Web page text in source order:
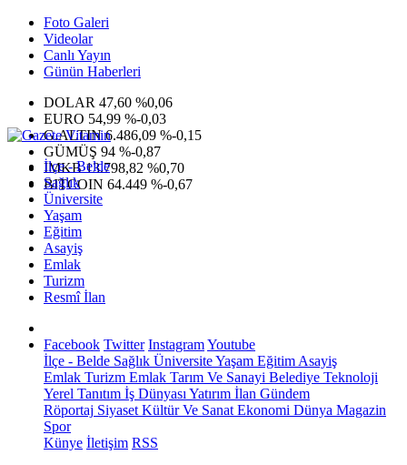
Foto Galeri
Videolar
Canlı Yayın
Günün Haberleri
DOLAR 47,60 %0,06
EURO 54,99 %-0,03
G.ALTIN6.486,09 %-0,15
GÜMÜŞ 94 %-0,87
IMKB13.798,82 %0,70
BITCOIN 64.449 %-0,67
İlçe - Belde
Sağlık
Üniversite
Yaşam
Eğitim
Asayiş
Emlak
Turizm
Resmî İlan
Facebook Twitter InstagramYoutube
İlçe - Belde Sağlık ÜniversiteYaşam Eğitim Asayiş
Emlak Turizm Emlak Tarım Ve Sanayi Belediye Teknoloji
Yerel Tanıtım İş Dünyası Yatırım İlan Gündem
Röportaj Siyaset Kültür Ve Sanat Ekonomi Dünya Magazin
Spor
Künye İletişim RSS